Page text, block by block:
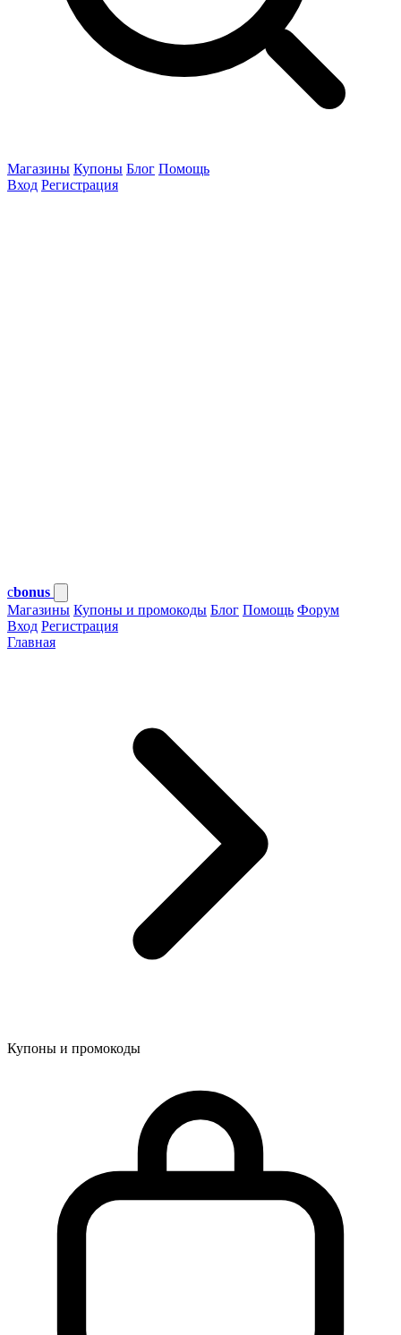
Магазины Купоны Блог Помощь
Вход Регистрация
cbonus
Магазины Купоны и промокоды Блог Помощь Форум
Вход Регистрация
Главная
Купоны и промокоды